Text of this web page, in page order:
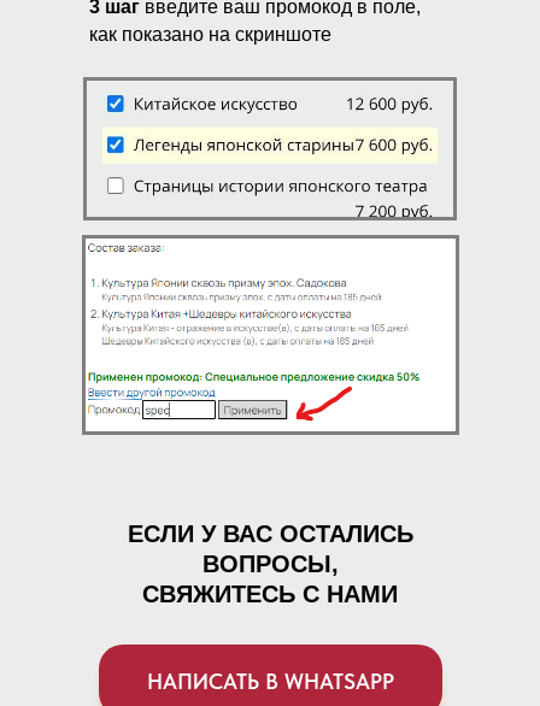
3 шаг введите ваш промокод в поле,
как показано на скриншоте
ЕСЛИ У ВАС ОСТАЛИСЬ
ВОПРОСЫ,
СВЯЖИТЕСЬ С НАМИ
НАПИСАТЬ В WHATSAPP